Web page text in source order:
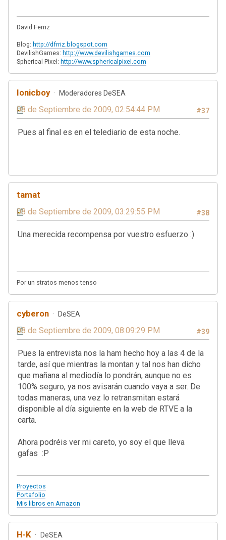
David Ferriz
Blog: http://dfrriz.blogspot.com
DevilishGames: http://www.devilishgames.com
Spherical Pixel: http://www.sphericalpixel.com
Ionicboy Moderadores DeSEA
#37
08 de Septiembre de 2009, 02:54:44 PM
Pues al final es en el telediario de esta noche.
tamat
#38
08 de Septiembre de 2009, 03:29:55 PM
Una merecida recompensa por vuestro esfuerzo :)
Por un stratos menos tenso
cyberon DeSEA
#39
08 de Septiembre de 2009, 08:09:29 PM
Pues la entrevista nos la ham hecho hoy a las 4 de la
tarde, así que mientras la montan y tal nos han dicho
que mañana al mediodía lo pondrán, aunque no es
100% seguro, ya nos avisarán cuando vaya a ser. De
todas maneras, una vez lo retransmitan estará
disponible al día siguiente en la web de RTVE a la
carta.
Ahora podréis ver mi careto, yo soy el que lleva
gafas :P
Proyectos
Portafolio
Mis libros en Amazon
H-K DeSEA